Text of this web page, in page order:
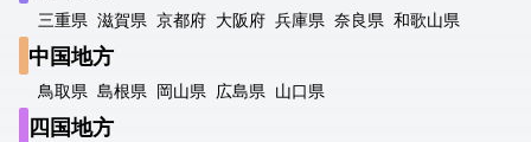
三重県 滋賀県 京都府 大阪府 兵庫県 奈良県 和歌山県
中国地方
鳥取県 島根県 岡山県 広島県 山口県
四国地方